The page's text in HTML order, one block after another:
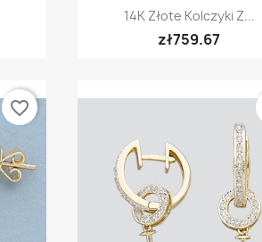
Quick view
14K Złote Kolczyki Z...
zł759.67
favorite_border